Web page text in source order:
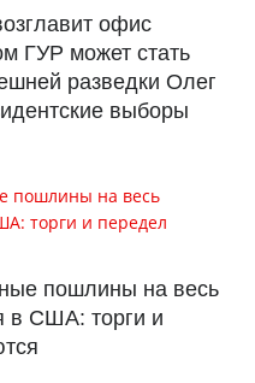
офис
ГУР может стать
разведки Олег
выборы
пошлины на весь
в США: торги и